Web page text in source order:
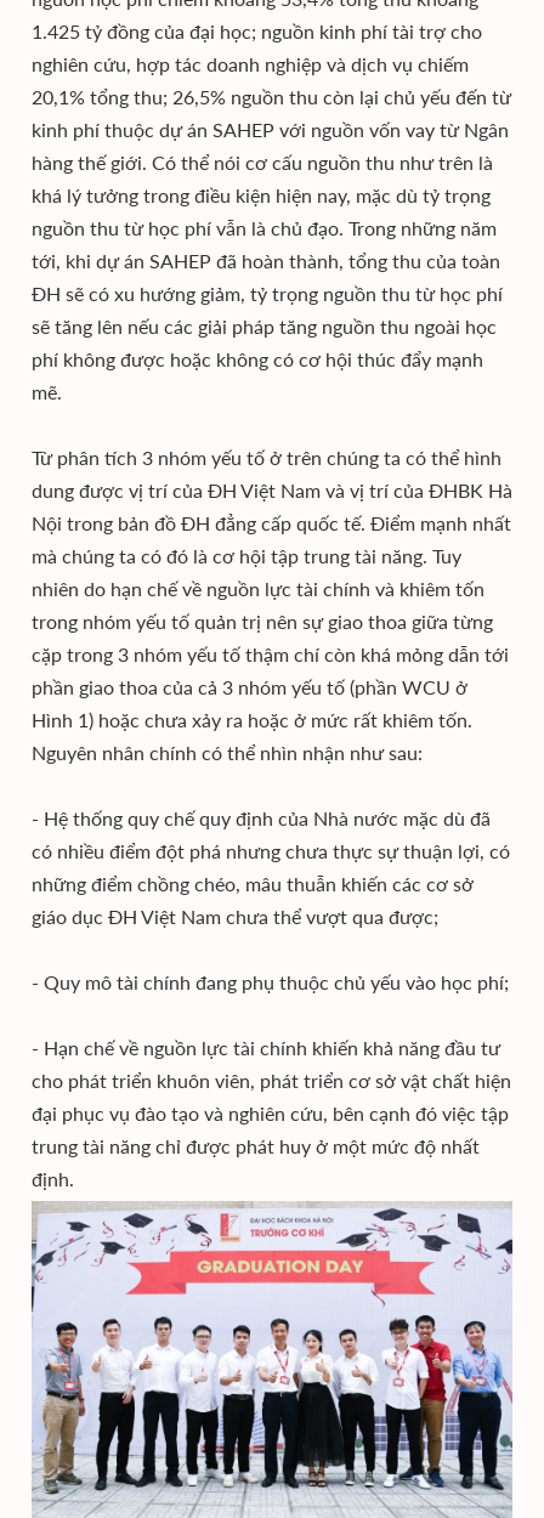
1.425 tỷ đồng của đại học; nguồn kinh phí tài trợ cho
nghiên cứu, hợp tác doanh nghiệp và dịch vụ chiếm
20,1% tổng thu; 26,5% nguồn thu còn lại chủ yếu đến từ
kinh phí thuộc dự án SAHEP với nguồn vốn vay từ Ngân
hàng thế giới. Có thể nói cơ cấu nguồn thu như trên là
khá lý tưởng trong điều kiện hiện nay, mặc dù tỷ trọng
nguồn thu từ học phí vẫn là chủ đạo. Trong những năm
tới, khi dự án SAHEP đã hoàn thành, tổng thu của toàn
ĐH sẽ có xu hướng giảm, tỷ trọng nguồn thu từ học phí
sẽ tăng lên nếu các giải pháp tăng nguồn thu ngoài học
phí không được hoặc không có cơ hội thúc đẩy mạnh
mẽ.
Từ phân tích 3 nhóm yếu tố ở trên chúng ta có thể hình
dung được vị trí của ĐH Việt Nam và vị trí của ĐHBK Hà
Nội trong bản đồ ĐH đẳng cấp quốc tế. Điểm mạnh nhất
mà chúng ta có đó là cơ hội tập trung tài năng. Tuy
nhiên do hạn chế về nguồn lực tài chính và khiêm tốn
trong nhóm yếu tố quản trị nên sự giao thoa giữa từng
cặp trong 3 nhóm yếu tố thậm chí còn khá mỏng dẫn tới
phần giao thoa của cả 3 nhóm yếu tố (phần WCU ở
Hình 1) hoặc chưa xảy ra hoặc ở mức rất khiêm tốn.
Nguyên nhân chính có thể nhìn nhận như sau:
- Hệ thống quy chế quy định của Nhà nước mặc dù đã
có nhiều điểm đột phá nhưng chưa thực sự thuận lợi, có
những điểm chồng chéo, mâu thuẫn khiến các cơ sở
giáo dục ĐH Việt Nam chưa thể vượt qua được;
- Quy mô tài chính đang phụ thuộc chủ yếu vào học phí;
- Hạn chế về nguồn lực tài chính khiến khả năng đầu tư
cho phát triển khuôn viên, phát triển cơ sở vật chất hiện
đại phục vụ đào tạo và nghiên cứu, bên cạnh đó việc tập
trung tài năng chỉ được phát huy ở một mức độ nhất
định.